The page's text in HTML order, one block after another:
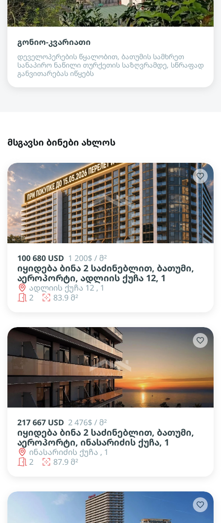
გონიო-კვარიათი
დეველოპერების წყალობით, ბათუმის სამხრეთ
სანაპირო ნაწილი თურქეთის საზღვრამდე, სწრაფად
განვითარებას იწყებს
მსგავსი ბინები ახლოს
100 680 USD 1 200$ / მ²
იყიდება ბინა 2 საძინებლით, ბათუმი,
აეროპორტი, ადლიის ქუჩა 12, 1
ადლიის ქუჩა 12 , 1
2
83.9 მ²
217 667 USD 2 476$ / მ²
იყიდება ბინა 2 საძინებლით, ბათუმი,
აეროპორტი, ინასარიძის ქუჩა, 1
ინასარიძის ქუჩა , 1
2
87.9 მ²